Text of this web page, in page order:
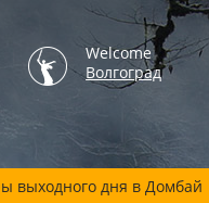
Welcome
Волгоград
выходного дня в Домбай